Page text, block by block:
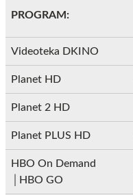
PROGRAM:
Videoteka DKINO
Planet HD
Planet 2 HD
Planet PLUS HD
HBO On Demand
│HBO GO